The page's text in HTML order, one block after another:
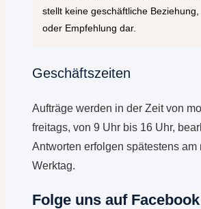
stellt keine geschäftliche
oder Empfehlung dar.
Geschäftszeiten
Aufträge werden in der Zeit von
freitags, von 9 Uhr bis 16 Uhr,
Antworten erfolgen spätestens am
Werktag.
Folge uns auf Facebook